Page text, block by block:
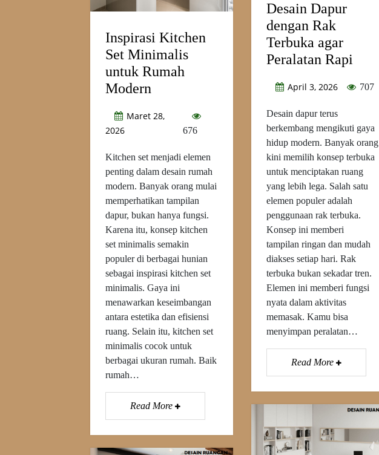
Desain Dapur
dengan Rak
Terbuka agar
Peralatan Rapi
April 3, 2026 707
Desain dapur terus
berkembang mengikuti gaya
hidup modern. Banyak orang
kini memilih konsep terbuka
untuk menciptakan ruang
yang lebih lega. Salah satu
elemen populer adalah
penggunaan rak terbuka.
Konsep ini memberi
tampilan ringan dan mudah
diakses setiap hari. Rak
terbuka bukan sekadar tren.
Elemen ini memberi fungsi
nyata dalam aktivitas
memasak. Kamu bisa
menyimpan peralatan…
Read More
Inspirasi Kitchen
Set Minimalis
untuk Rumah
Modern
Maret 28,
2026
676
Kitchen set menjadi elemen
penting dalam desain rumah
modern. Banyak orang mulai
memperhatikan tampilan
dapur, bukan hanya fungsi.
Karena itu, konsep kitchen
set minimalis semakin
populer di berbagai hunian
sebagai inspirasi kitchen set
minimalis. Gaya ini
menawarkan keseimbangan
antara estetika dan efisiensi
ruang. Selain itu, kitchen set
minimalis cocok untuk
berbagai ukuran rumah. Baik
rumah…
Read More